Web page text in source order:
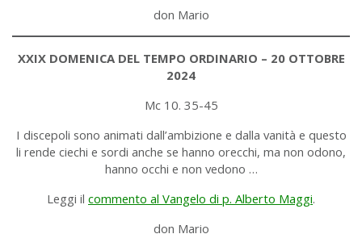
don Mario
XXIX DOMENICA DEL TEMPO ORDINARIO – 20 OTTOBRE
2024
Mc 10. 35-45
I discepoli sono animati dall’ambizione e dalla vanità e questo
li rende ciechi e sordi anche se hanno orecchi, ma non odono,
hanno occhi e non vedono …
Leggi il commento al Vangelo di p. Alberto Maggi.
don Mario